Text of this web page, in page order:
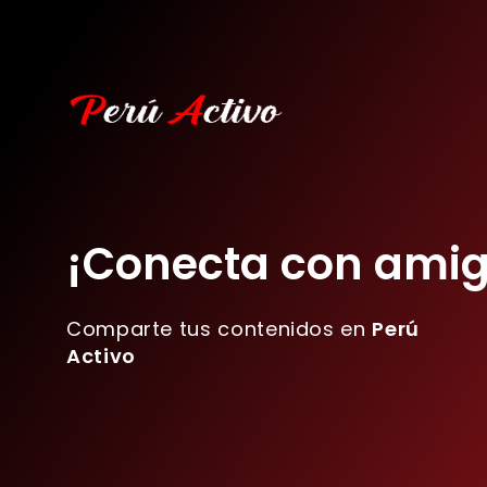
¡Conecta con
Comparte tus contenidos en Perú
Activo